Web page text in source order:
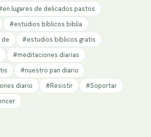
lugares de delicados pastos
#estudios bíblicos biblia
#estudios bíblicos gratis
#meditaciones diarias
#nuestro pan diario
diario
#Resistir
#Soportar